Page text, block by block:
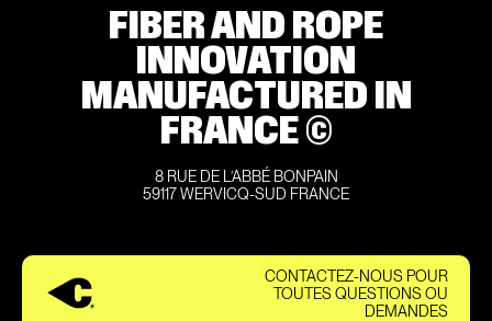
FIBER AND ROPE
INNOVATION
MANUFACTURED IN
FRANCE ©
8 RUE DE L’ABBÉ BONPAIN
59117 WERVICQ-SUD FRANCE
CONTACTEZ-NOUS POUR
TOUTES QUESTIONS OU
DEMANDES